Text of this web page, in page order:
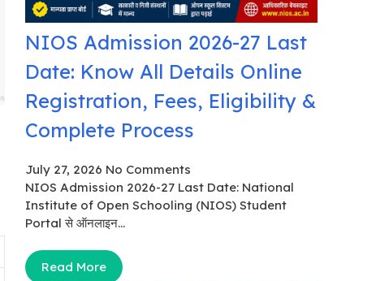
NIOS Admission 2026-27 Last
Date: Know All Details Online
Registration, Fees, Eligibility &
Complete Process
July 27, 2026 No Comments
NIOS Admission 2026-27 Last Date: National
Institute of Open Schooling (NIOS) Student
Portal से ऑनलाइन...
Read More